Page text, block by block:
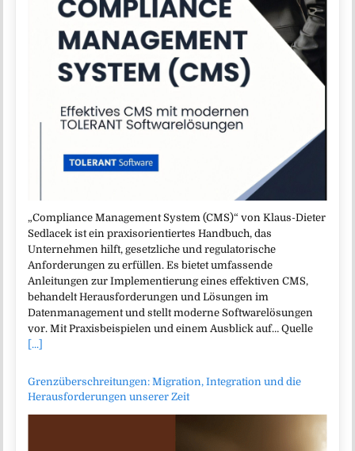
„Compliance Management System (CMS)“ von Klaus-Dieter
Sedlacek ist ein praxisorientiertes Handbuch, das
Unternehmen hilft, gesetzliche und regulatorische
Anforderungen zu erfüllen. Es bietet umfassende
Anleitungen zur Implementierung eines effektiven CMS,
behandelt Herausforderungen und Lösungen im
Datenmanagement und stellt moderne Softwarelösungen
vor. Mit Praxisbeispielen und einem Ausblick auf… Quelle
[...]
Grenzüberschreitungen: Migration, Integration und die
Herausforderungen unserer Zeit